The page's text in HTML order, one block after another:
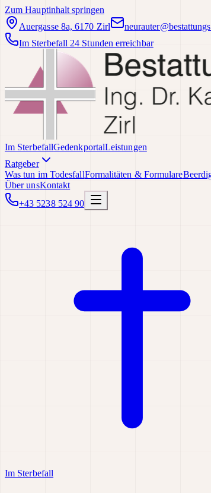
Zum Hauptinhalt springen
Auergasse 8a, 6170 Zirl
Im Sterbefall 24 Stunden erreichbar
Im SterbefallGedenkportalLeistungen
Ratgeber
Was tun im TodesfallFormalitäten & Formulare
Über unsKontakt
+43 5238 524 90
Im Sterbefall